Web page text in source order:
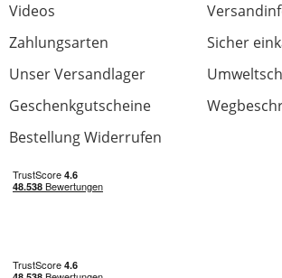
Videos
Zahlungsarten
Sicher
Unser Versandlager
Geschenkgutscheine
Bestellung Widerrufen